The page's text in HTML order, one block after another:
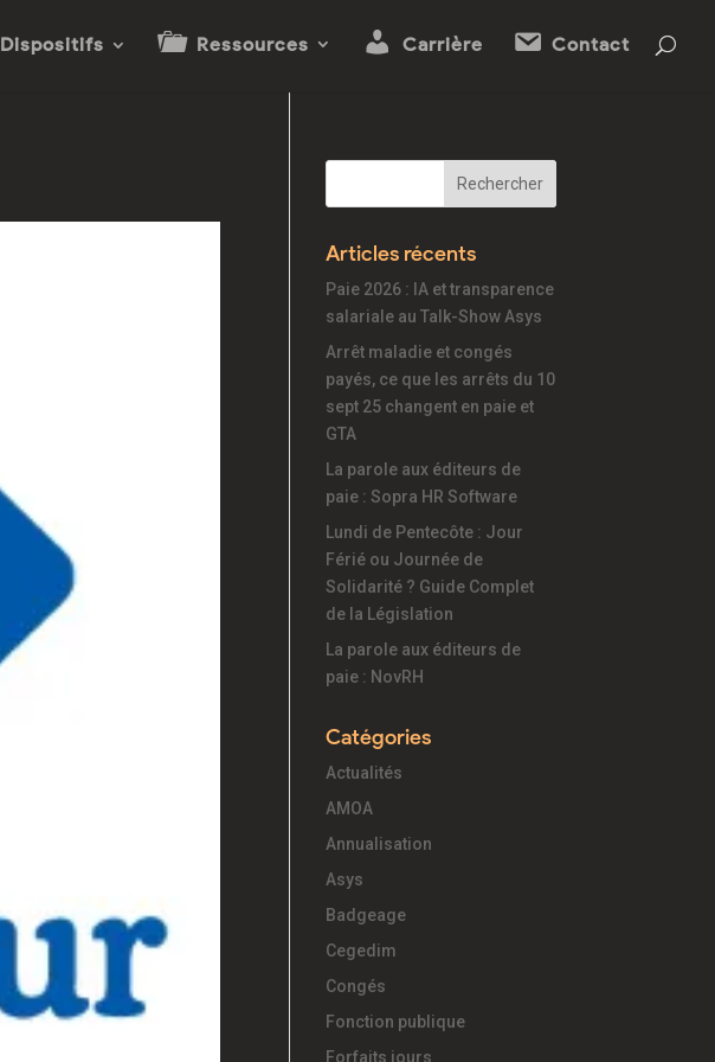
Dispositifs Ressources Carrière Contact
Articles récents
Paie 2026 : IA et transparence
salariale au Talk-Show Asys
Arrêt maladie et congés
payés, ce que les arrêts du 10
sept 25 changent en paie et
GTA
La parole aux éditeurs de
paie : Sopra HR Software
Lundi de Pentecôte : Jour
Férié ou Journée de
Solidarité ? Guide Complet
de la Législation
La parole aux éditeurs de
paie : NovRH
Catégories
Actualités
AMOA
Annualisation
Asys
Badgeage
Cegedim
Congés
Fonction publique
Forfaits jours